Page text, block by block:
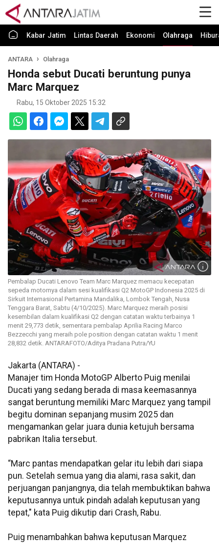
Kabar Jatim Lintas Daerah Ekonomi Olahraga
ANTARA Olahraga
Honda sebut Ducati beruntung punya
Marc Marquez
Rabu, 15 Oktober 2025 15:32
Pembalap Ducati Lenovo Team Marc Marquez memacu kecepatan
sepeda motornya dalam sesi kualifikasi Q2 MotoGP Indonesia 2025 di
Sirkuit Internasional Pertamina Mandalika, Lombok Tengah, Nusa
Tenggara Barat, Sabtu (4/10/2025). Marc Marquez meraih posisi
kesembilan dalam kualifikasi Q2 dengan catatan waktu terbainya 1
menit 29,773 detik, sementara pembalap Aprilia Racing Marco
Bezzecchi yang meraih pole position dengan catatan waktu 1 menit
28,832 detik. ANTARAFOTO/Aditya Pradana Putra/YU
Jakarta (ANTARA) -
Manajer tim Honda MotoGP Alberto Puig menilai
Ducati yang sedang berada di masa keemasannya
sangat beruntung memiliki Marc Marquez yang tampil
begitu dominan sepanjang musim 2025 dan
mengamankan gelar juara dunia ketujuh bersama
pabrikan Italia tersebut.
“Marc pantas mendapatkan gelar itu lebih dari siapa
pun. Setelah semua yang dia alami, rasa sakit, dan
perjuangan panjangnya, dia telah membuktikan bahwa
keputusannya untuk pindah adalah keputusan yang
tepat," kata Puig dikutip dari Crash, Rabu.
Puig menambahkan bahwa keputusan Marquez